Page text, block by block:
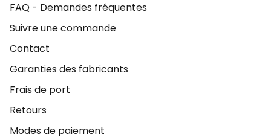
FAQ - Demandes fréquentes
Suivre une commande
Contact
Garanties des fabricants
Frais de port
Retours
Modes de paiement